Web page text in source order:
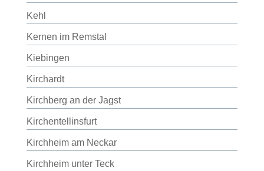
Kehl
Kernen im Remstal
Kiebingen
Kirchardt
Kirchberg an der Jagst
Kirchentellinsfurt
Kirchheim am Neckar
Kirchheim unter Teck